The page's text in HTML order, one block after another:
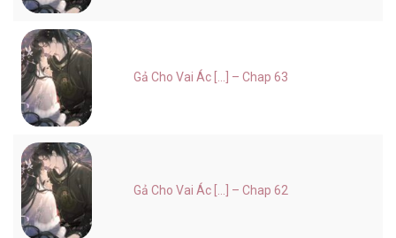
Gả Cho Vai Ác [...] – Chap 63
Gả Cho Vai Ác [...] – Chap 62